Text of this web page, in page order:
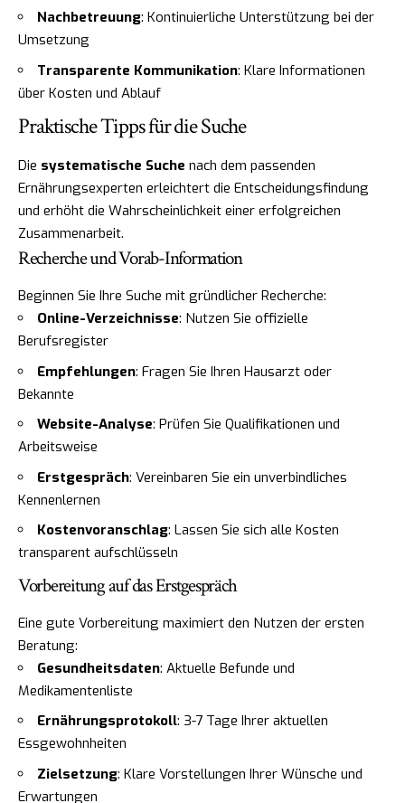
Nachbetreuung: Kontinuierliche Unterstützung bei der
Umsetzung
Transparente Kommunikation: Klare Informationen
über Kosten und Ablauf
Praktische Tipps für die Suche
Die systematische Suche nach dem passenden
Ernährungsexperten erleichtert die Entscheidungsfindung
und erhöht die Wahrscheinlichkeit einer erfolgreichen
Zusammenarbeit.
Recherche und Vorab-Information
Beginnen Sie Ihre Suche mit gründlicher Recherche:
Online-Verzeichnisse: Nutzen Sie offizielle
Berufsregister
Empfehlungen: Fragen Sie Ihren Hausarzt oder
Bekannte
Website-Analyse: Prüfen Sie Qualifikationen und
Arbeitsweise
Erstgespräch: Vereinbaren Sie ein unverbindliches
Kennenlernen
Kostenvoranschlag: Lassen Sie sich alle Kosten
transparent aufschlüsseln
Vorbereitung auf das Erstgespräch
Eine gute Vorbereitung maximiert den Nutzen der ersten
Beratung:
Gesundheitsdaten: Aktuelle Befunde und
Medikamentenliste
Ernährungsprotokoll: 3-7 Tage Ihrer aktuellen
Essgewohnheiten
Zielsetzung: Klare Vorstellungen Ihrer Wünsche und
Erwartungen